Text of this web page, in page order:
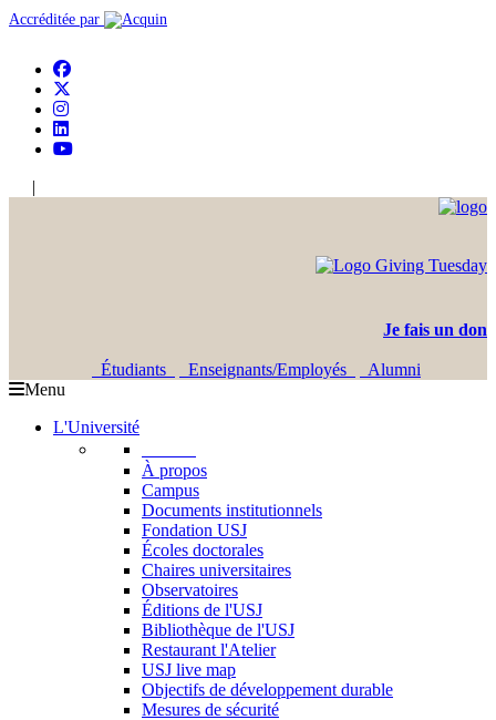
Accréditée par
|
Je fais un don
Étudiants Enseignants/Employés
Alumni
Menu
L'Université
À propos
Campus
Documents institutionnels
Fondation USJ
Écoles doctorales
Chaires universitaires
Observatoires
Éditions de l'USJ
Bibliothèque de l'USJ
Restaurant l'Atelier
USJ live map
Objectifs de développement durable
Mesures de sécurité